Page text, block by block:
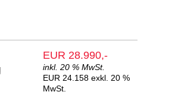
EUR 28.990,-
inkl. 20 % MwSt.
EUR 24.158 exkl. 20 %
MwSt.